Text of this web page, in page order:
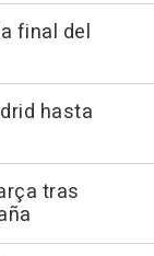
final del
hasta
tras